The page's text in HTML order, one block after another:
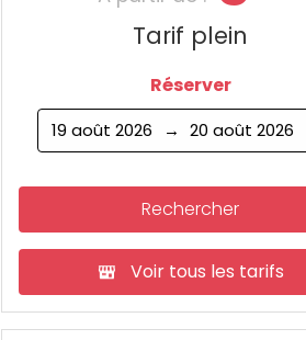
Tarif plein
Réserver
19 août 2026 20 août 2026
Rechercher
Voir tous les tarifs